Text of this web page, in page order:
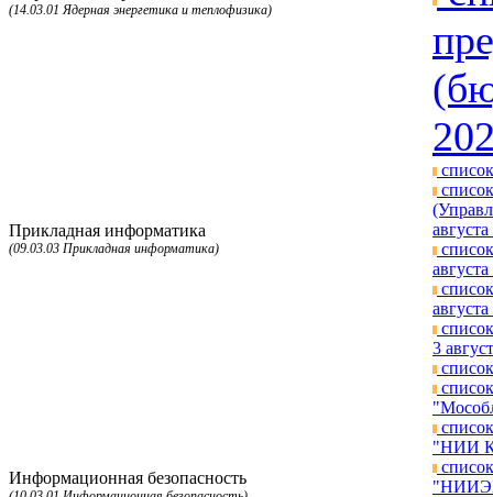
(14.03.01 Ядерная энергетика и теплофизика)
Прикладная информатика
(09.03.03 Прикладная информатика)
Информационная безопасность
3
"НИИ